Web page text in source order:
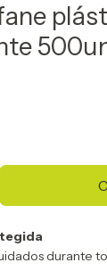
durante